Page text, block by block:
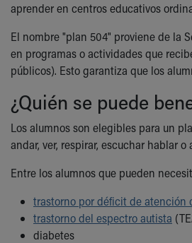
aprender en centros educativos
El nombre "plan 504" proviene de la
en programas o actividades que
públicos). Esto garantiza que los
¿Quién se puede
Los alumnos son elegibles para un
andar, ver, respirar, escuchar hablar o
Entre los alumnos que pueden
trastorno por déficit de atención
trastorno del espectro autista
diabetes